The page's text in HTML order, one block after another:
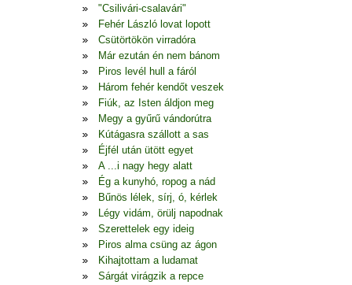
"Csilivári-csalavári"
Fehér László lovat lopott
Csütörtökön virradóra
Már ezután én nem bánom
Piros levél hull a fáról
Három fehér kendőt veszek
Fiúk, az Isten áldjon meg
Megy a gyűrű vándorútra
Kútágasra szállott a sas
Éjfél után ütött egyet
A ...i nagy hegy alatt
Ég a kunyhó, ropog a nád
Bűnös lélek, sírj, ó, kérlek
Légy vidám, örülj napodnak
Szerettelek egy ideig
Piros alma csüng az ágon
Kihajtottam a ludamat
Sárgát virágzik a repce